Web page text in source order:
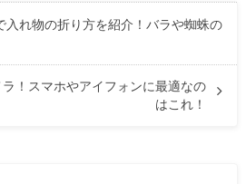
入れ物の折り方を紹介！バラや蜘蛛の
！スマホやアイフォンに最適なの
はこれ！